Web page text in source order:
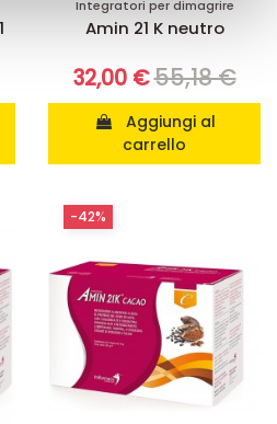
ha fornito loro o che hanno
loro servizi.
Integratori per dimagrire
Amin 21 K neutro
32,00 €55,18 €
carrello
-42%